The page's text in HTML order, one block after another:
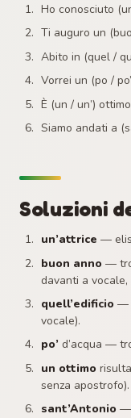
Ho conosciuto
Ti auguro un
Abito in (quel /
Vorrei un (po /
È (un / un’)
Siamo andati a
Soluzioni
un’attrice —
buon anno —
davanti a
quell’edificio —
vocale).
po’ d’acqua —
un ottimo
senza apostrofo).
sant’Antonio —